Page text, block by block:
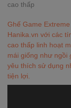
cao thấp
Ghế Game
Hanika.vn với các
cao thấp linh hoạt
mái giống như ngồi
yêu thích sử dụng
tiện lợi.